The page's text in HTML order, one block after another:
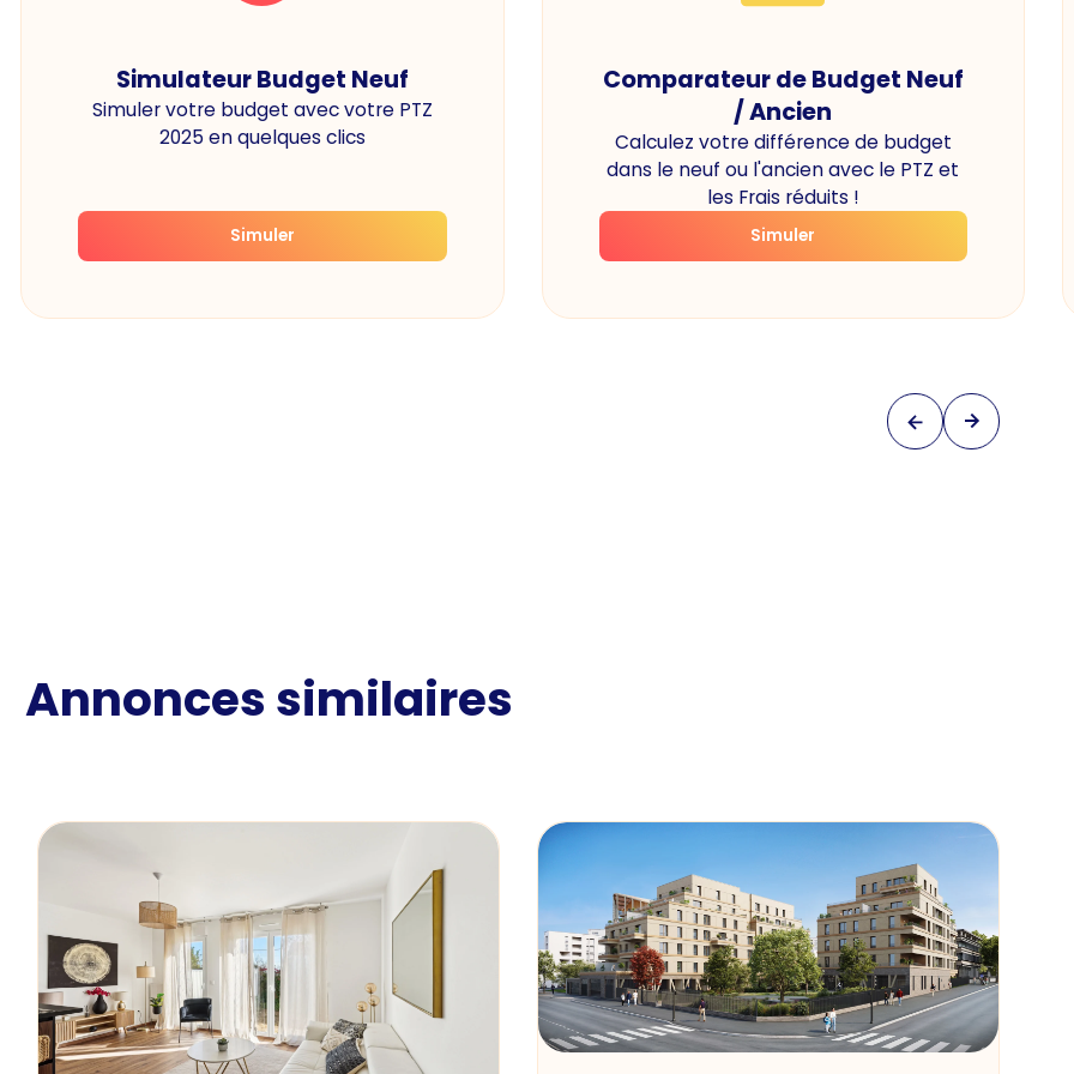
Simulateur Budget Neuf
Simuler votre budget avec votre PTZ
2025 en quelques clics
Simuler
Comparateur de Budget Neuf
/ Ancien
Calculez votre différence de budget
dans le neuf ou l'ancien avec le PTZ et
les Frais réduits !
Simuler
Annonces similaires